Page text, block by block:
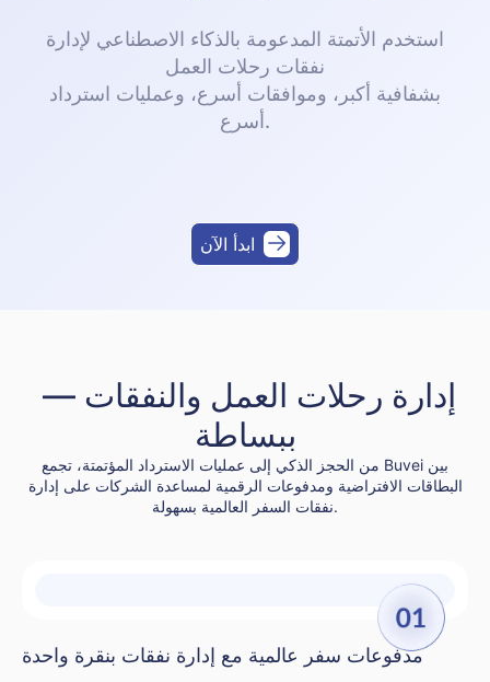
استخدم الأتمتة المدعومة بالذكاء الاصطناعي لإدارة
نفقات رحلات العمل
بشفافية أكبر، وموافقات أسرع، وعمليات استرداد
أسرع.
ابدأ الآن
ببساطة
من الحجز الذكي إلى عمليات الاسترداد المؤتمتة، تجمع Buvei بين
البطاقات الافتراضية ومدفوعات الرقمية لمساعدة الشركات على إدارة
نفقات السفر العالمية بسهولة.
مدفوعات سفر عالمية مع إدارة نفقات بنقرة واحدة